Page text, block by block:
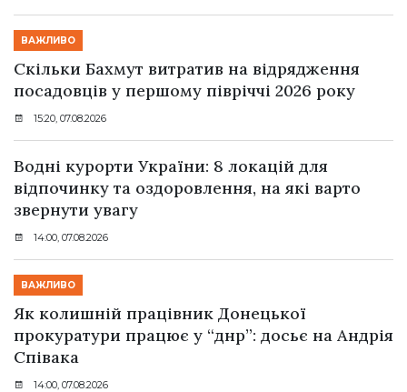
ВАЖЛИВО
Скільки Бахмут витратив на відрядження
посадовців у першому півріччі 2026 року
15:20, 07.08.2026
Водні курорти України: 8 локацій для
відпочинку та оздоровлення, на які варто
звернути увагу
14:00, 07.08.2026
ВАЖЛИВО
Як колишній працівник Донецької
прокуратури працює у “днр”: досьє на Андрія
Співака
14:00, 07.08.2026